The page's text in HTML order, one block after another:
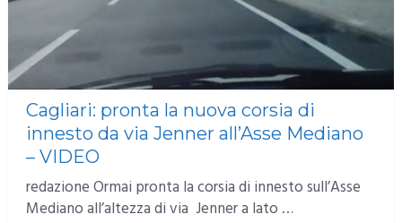
Cagliari: pronta la nuova corsia di
innesto da via Jenner all’Asse Mediano
– VIDEO
redazione Ormai pronta la corsia di innesto sull’Asse
Mediano all’altezza di via Jenner a lato …